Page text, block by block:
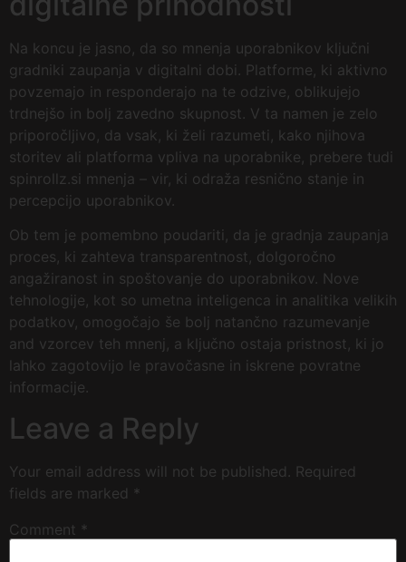
Na koncu je jasno, da so mnenja uporabnikov ključni
gradniki zaupanja v digitalni dobi. Platforme, ki aktivno
povzemajo in responderajo na te odzive, oblikujejo
trdnejšo in bolj zavedno skupnost. V ta namen je zelo
priporočljivo, da vsak, ki želi razumeti, kako njihova
storitev ali platforma vpliva na uporabnike, prebere tudi
spinrollz.si mnenja – vir, ki odraža resnično stanje in
percepcijo uporabnikov.
Ob tem je pomembno poudariti, da je gradnja zaupanja
proces, ki zahteva transparentnost, dolgoročno
angažiranost in spoštovanje do uporabnikov. Nove
tehnologije, kot so umetna inteligenca in analitika velikih
podatkov, omogočajo še bolj natančno razumevanje
and vzorcev teh mnenj, a ključno ostaja pristnost, ki jo
lahko zagotovijo le pravočasne in iskrene povratne
informacije.
Leave a Reply
Your email address will not be published. Required
fields are marked *
Comment *